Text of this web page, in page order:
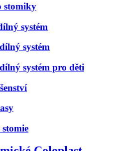
stomiky
systém
systém
systém pro děti